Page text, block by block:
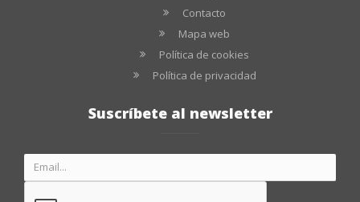
Contacto
Mapa web
Política de cookies
Política de privacidad
Suscríbete al newsletter